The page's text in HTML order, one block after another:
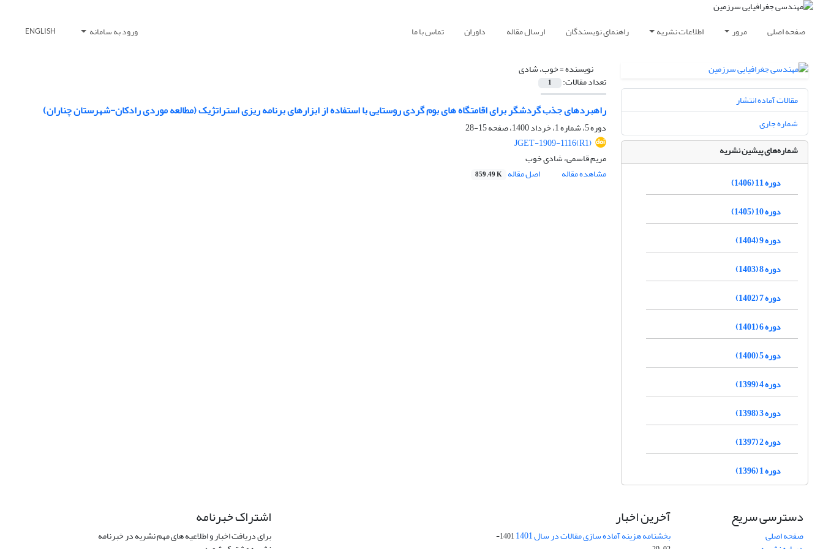
صفحه اصلی مرور اطلاعات نشریه راهنمای نویسندگان ارسال مقاله داوران تماس با ما ورود به سامانه ENGLISH
نویسنده =خوب، شادی
تعداد مقالات: 1
راهبردهای جذب گردشگر برای اقامتگاه های بوم گردی روستایی با استفاده از ابزارهای برنامه ریزی استراتژیک (مطالعه موردی رادکان-شهرستان چناران)
دوره 5، شماره 1، خرداد 1400، صفحه
15-28
JGET-1909-1116(R1)
مریم قاسمی، شادی خوب
مشاهده مقاله
اصل مقاله 859.49 K
مقالات آماده انتشار
شماره جاری
شماره‌های پیشین نشریه
دوره 11 (1406)
دوره 10 (1405)
دوره 9 (1404)
دوره 8 (1403)
دوره 7 (1402)
دوره 6 (1401)
دوره 5 (1400)
دوره 4 (1399)
دوره 3 (1398)
دوره 2 (1397)
دوره 1 (1396)
دسترسی سریع
صفحه اصلی
آخرین اخبار
بخشنامه هزینه آماده سازی مقالات در سال 1401
1401-
اشتراک خبرنامه
برای دریافت اخبار و اطلاعیه های مهم نشریه در خبرنامه